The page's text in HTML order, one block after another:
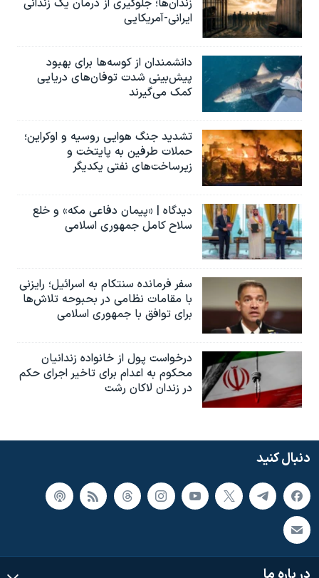
زندان‌ها؛ جلوگیری از درمان یک زندانی
ایرانی-آمریکایی
دانشمندان از کوسه‌ها برای بهبود
پیش‌بینی شدت توفان‌های دریایی
کمک می‌گیرند
تشدید جنگ هوایی روسیه و اوکراین؛
حملات طرفین به پایتخت‌ و
زیرساخت‌های نفتی یکدیگر
دیدگاه | «پیمان دفاعی مکه» و خلع
سلاح کامل جمهوری اسلامی
سفر فرمانده سنتکام به اسرائیل؛ رایزنی
با مقامات نظامی در بحبوحه تلاش‌ها
برای توافق با جمهوری اسلامی
درخواست پول از خانواده زندانیان
محکوم به‌ اعدام برای تاخیر اجرای حکم
در زندان لاکان رشت
دنبال کنید